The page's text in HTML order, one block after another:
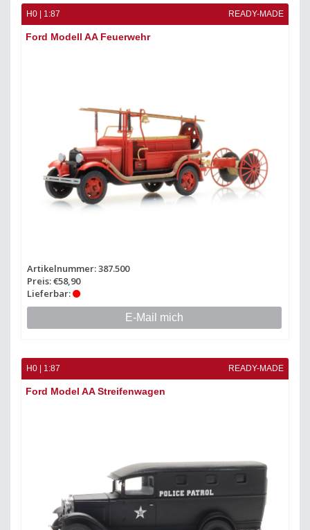
H0 | 1:87 READY-MADE
Ford Modell AA Feuerwehr
Artikelnummer: 387.500
Preis: €58,90
Lieferbar:
E-Mail mich
H0 | 1:87 READY-MADE
Ford Model AA Streifenwagen